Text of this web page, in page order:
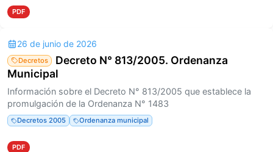
PDF
26 de junio de 2026
Decretos
Decreto N° 813/2005. Ordenanza
Municipal
Información sobre el Decreto N° 813/2005 que establece la
promulgación de la Ordenanza N° 1483
Decretos 2005 Ordenanza municipal
PDF